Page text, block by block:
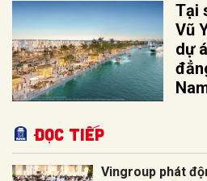
Tại
Vũ
dự
Đọc tiếp
Vingroup phát